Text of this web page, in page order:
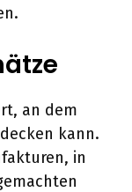
an dem
kann.
in